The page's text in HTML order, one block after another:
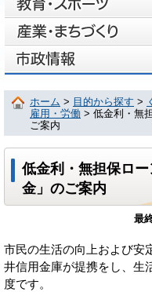
ホーム > 目的から探す >
雇用・労働 > 低金利・無
ご案内
低金利・無担保ロ
金」のご案内
最
市民の生活の向上および安
井信用金庫が提携をし、生
度です。